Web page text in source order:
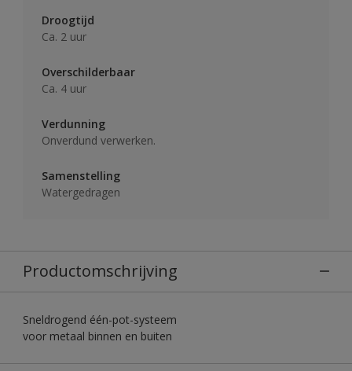
Droogtijd
Ca. 2 uur
Overschilderbaar
Ca. 4 uur
Verdunning
Onverdund verwerken.
Samenstelling
Watergedragen
Productomschrijving
Sneldrogend één-pot-systeem
voor metaal binnen en buiten